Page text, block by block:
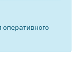
оперативного